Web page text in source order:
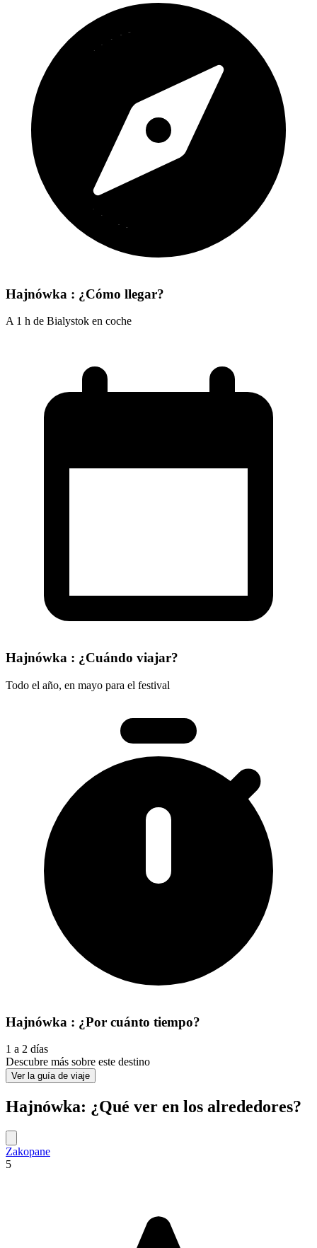
Hajnówka : ¿Cómo llegar?
A 1 h de Bialystok en coche
Hajnówka : ¿Cuándo viajar?
Todo el año, en mayo para el festival
Hajnówka : ¿Por cuánto tiempo?
1 a 2 días
Descubre más sobre este destino
Ver la guía de viaje
Hajnówka: ¿Qué ver en los alrededores?
Zakopane
5